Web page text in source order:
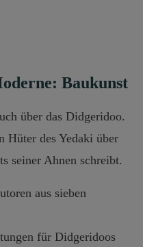
Baukunst
über das Didgeridoo.
Hüter des Yedaki über
seiner Ahnen schreibt.
aus sieben
für Didgeridoos